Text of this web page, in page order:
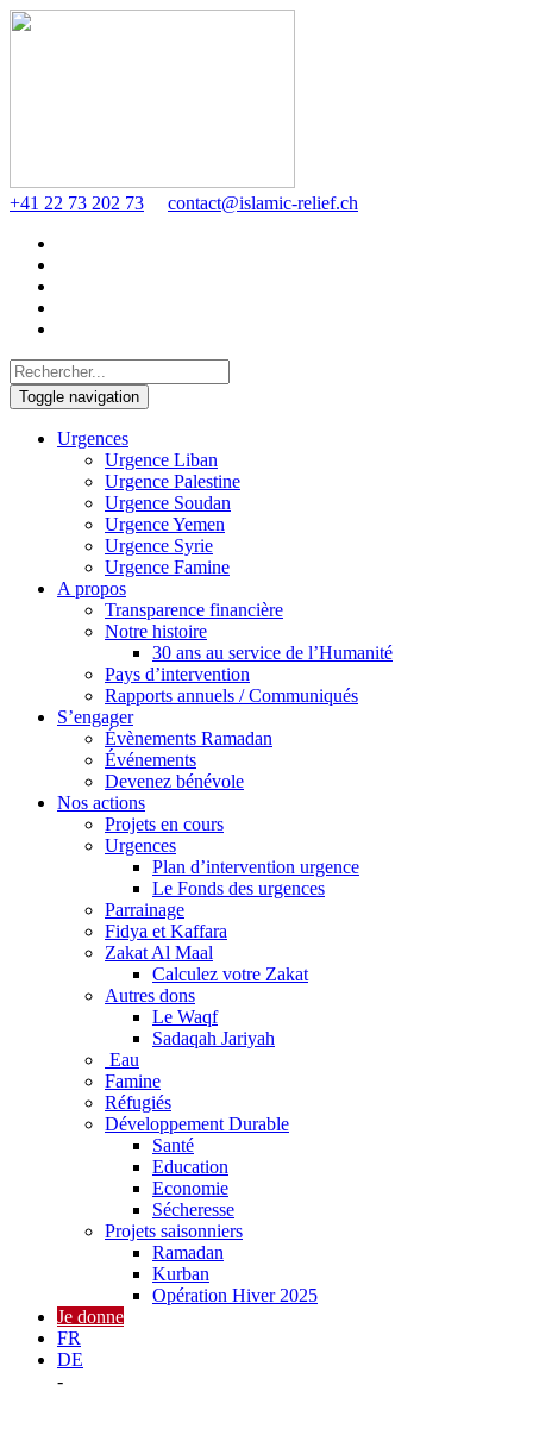
+41 22 73 202 73 contact@islamic-relief.ch
Toggle navigation
Urgences
Urgence Liban
Urgence Palestine
Urgence Soudan
Urgence Yemen
Urgence Syrie
Urgence Famine
A propos
Transparence financière
Notre histoire
30 ans au service de l’Humanité
Pays d’intervention
Rapports annuels / Communiqués
S’engager
Évènements Ramadan
Événements
Devenez bénévole
Nos actions
Projets en cours
Urgences
Plan d’intervention urgence
Le Fonds des urgences
Parrainage
Fidya et Kaffara
Zakat Al Maal
Calculez votre Zakat
Autres dons
Le Waqf
Sadaqah Jariyah
Eau
Famine
Réfugiés
Développement Durable
Santé
Education
Economie
Sécheresse
Projets saisonniers
Ramadan
Kurban
Opération Hiver 2025
Je donne
FR
DE
-